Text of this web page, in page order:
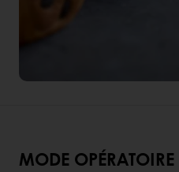
MODE OPÉRATOIRE